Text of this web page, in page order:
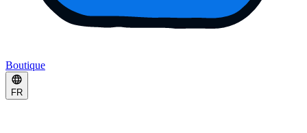
Boutique
FR